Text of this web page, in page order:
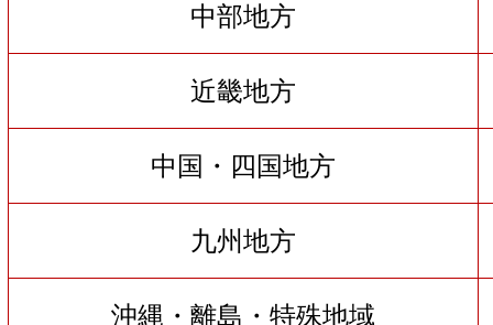
中部地方
近畿地方
中国・四国地方
九州地方
沖縄・離島・特殊地域